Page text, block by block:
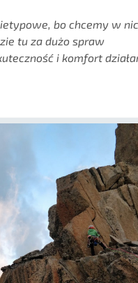
bo chcemy w
tu za dużo spraw
i komfort